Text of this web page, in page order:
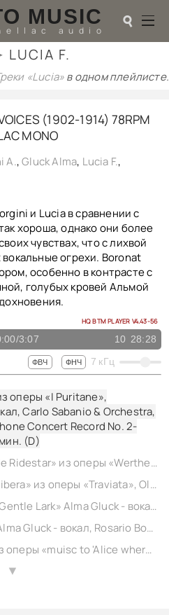
MUSIC
audio ☌
LUCIA F.
«Lucia»в одном плейлисте.
(1902-1914) 78RPM
MONO
A.,Gluck Alma, Lucia F.,
и Lucia в сравнении с
хороша, однако они более
чувствах, что с лихвой
вокальные огрехи. Boronat
особенно в контрасте с
голубых кровей Альмой
HQ BTM PLAYER V4.43-56
/3:07 10 28:28
ФВЧ ФНЧ 7 кГц
оперы «I Puritane»,
Carlo Sabanio & Orchestra,
Concert Record No. 2-
(D)
Massenet - «Ah! Non Me Ridestar» из оперы «Werther», Fernando de Lucia - vocal, Cottone S. - piano, 1 sided shellac Gramophone Concert No. GC-52435. 1902,
Verdi - «valse, Sempre libera» из оперы «Traviata», Olimpia Boronat - вокал, 1 sided shellac Gramophone Concert No. GC -53346. 1904,
Bishop - «Lo, Here The Gentle Lark» Alma Gluck - вокал, Barone C. - flute , Victor Orchestra, 1 sided shellac Victorsingle No. 64267. 1914,
Dolores - «The Brook» Alma Gluck - вокал, Rosario Bourdon - piano, 1 sided shellac Victor single No. 64324.
«Life's Dream Is O'er» из оперы «muisc to 'Alice where art thou'», Alma Gluck - вокал, Louise Homer - 1 sided shellac Victor single No. 87201. 1914,
▲